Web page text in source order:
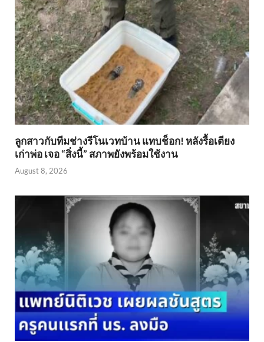
ลูกสาวกับทีมช่างรีโนเวทบ้าน แทบช็อก! หลังรื้อเตียง
เก่าพ่อ เจอ “สิ่งนี้” สภาพยังพร้อมใช้งาน
August 8, 2026